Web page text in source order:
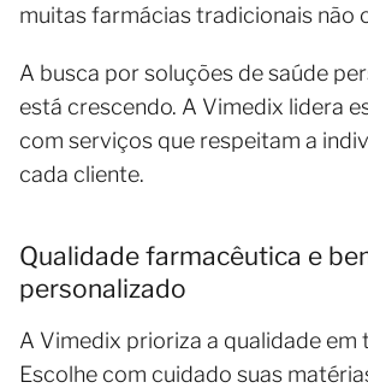
muitas farmácias tradicionais não
A busca por soluções de saúde
está crescendo. A Vimedix lidera
com serviços que respeitam a
cada cliente.
Qualidade farmacêutica e
personalizado
A Vimedix prioriza a qualidade em
Escolhe com cuidado suas